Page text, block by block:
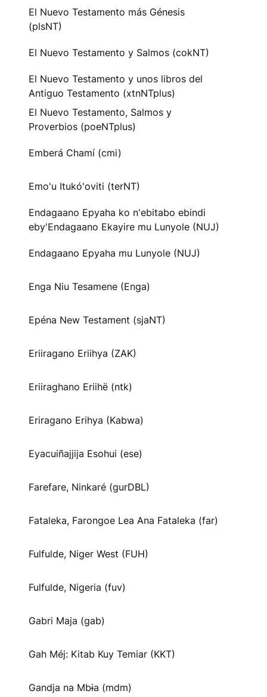
El Nuevo Testamento más Génesis
(plsNT)
El Nuevo Testamento y Salmos (cokNT)
El Nuevo Testamento y unos libros del
Antiguo Testamento (xtnNTplus)
El Nuevo Testamento, Salmos y
Proverbios (poeNTplus)
Emberá Chamí (cmi)
Emo'u Itukó'oviti (terNT)
Endagaano Epyaha ko n'ebitabo ebindi
eby'Endagaano Ekayire mu Lunyole (NUJ)
Endagaano Epyaha mu Lunyole (NUJ)
Enga Niu Tesamene (Enga)
Epéna New Testament (sjaNT)
Eriiragano Eriihya (ZAK)
Eriiraghano Eriihë (ntk)
Eriragano Erihya (Kabwa)
Eyacuiñajjija Esohui (ese)
Farefare, Ninkaré (gurDBL)
Fataleka, Farongoe Lea Ana Fataleka (far)
Fulfulde, Niger West (FUH)
Fulfulde, Nigeria (fuv)
Gabri Maja (gab)
Gah Méj: Kitab Kuy Temiar (KKT)
Gandja na Mbɨa (mdm)